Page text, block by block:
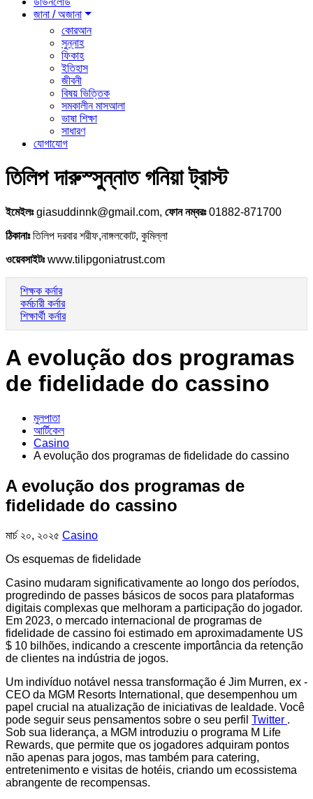
জানা / অজানা
কোরআন
সুন্নাহ
ফিকাহ
ইতিহাস
জীবনী
বিষয় ভিত্তিক
সমকালীন মাসআলা
ভাষা শিক্ষা
সাধারণ
যোগাযোগ
তিলিপ দারুস্সুন্নাত গনিয়া ট্রাস্ট
ইমেইলঃgiasuddinnk@gmail.com, ফোন নম্বরঃ01882-871700
ঠিকানাঃতিলিপ দরবার শরীফ,নাঙ্গলকোট, কুমিল্লা
ওয়েবসাইটঃwww.tilipgoniatrust.com
শিক্ষক কর্নার
কর্মচারী কর্নার
শিক্ষার্থী কর্নার
A evolução dos programas
de fidelidade do cassino
মুলপাতা
আর্টিকেল
Casino
A evolução dos programas de fidelidade do cassino
A evolução dos programas de
fidelidade do cassino
মার্চ ২০, ২০২৫ Casino
Os esquemas de fidelidade
Casino mudaram significativamente ao longo dos períodos,
progredindo de passes básicos de socos para plataformas
digitais complexas que melhoram a participação do jogador.
Em 2023, o mercado internacional de programas de
fidelidade de cassino foi estimado em aproximadamente US
$ 10 bilhões, indicando a crescente importância da retenção
de clientes na indústria de jogos.
Um indivíduo notável nessa transformação é Jim Murren, ex -
CEO da MGM Resorts International, que desempenhou um
papel crucial na atualização de iniciativas de lealdade. Você
pode seguir seus pensamentos sobre o seu perfil Twitter .
Sob sua liderança, a MGM introduziu o programa M Life
Rewards, que permite que os jogadores adquiram pontos
não apenas para jogos, mas também para catering,
entretenimento e visitas de hotéis, criando um ecossistema
abrangente de recompensas.